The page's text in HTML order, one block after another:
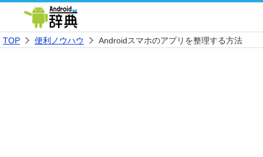
TOP 便利ノウハウ Androidスマホのアプリを整理する方法